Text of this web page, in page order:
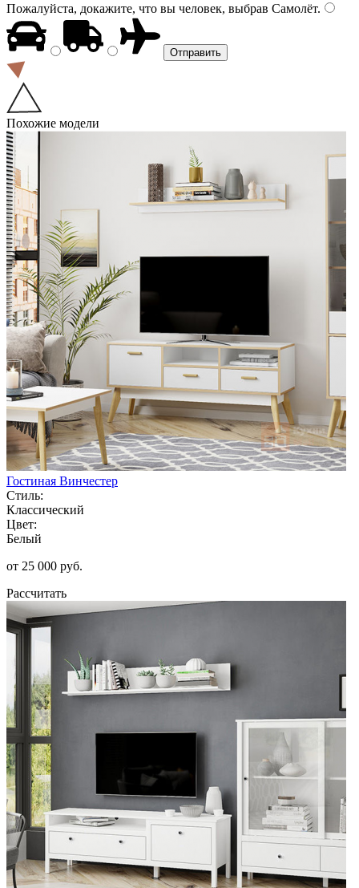
Пожалуйста, докажите, что вы человек, выбрав Самолёт.
Похожие модели
Гостиная Винчестер
Стиль:
Классический
Цвет:
Белый
от 25 000 руб.
Рассчитать